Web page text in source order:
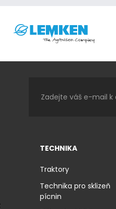
Lemken
TECHNIKA
Traktory
Technika pro sklizeň
pícnin